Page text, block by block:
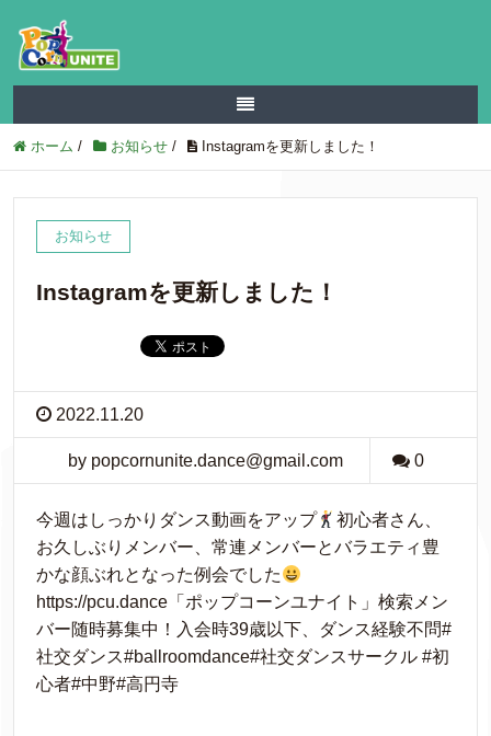
ホーム / お知らせ / Instagramを更新しました！
お知らせ
Instagramを更新しました！
2022.11.20
by popcornunite.dance@gmail.com 0
今週はしっかりダンス動画をアップ
初心者さん、
お久しぶりメンバー、常連メンバーとバラエティ豊
かな顔ぶれとなった例会でした
https://pcu.dance「ポップコーンユナイト」検索メン
バー随時募集中！入会時39歳以下、ダンス経験不問#
社交ダンス#ballroomdance#社交ダンスサークル #初
心者#中野#高円寺